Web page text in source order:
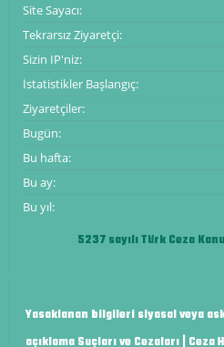
Site Sayacı:
Tekrarsız Ziyaretçi:
Sizin IP'niz:
İstatistikler Başlangıç:
Ziyaretçiler:
Bugün:
Bu hafta:
Bu ay:
Bu yıl:
5237 sayılı Türk Ceza
Yasaklanan bilgileri siyasal veya
açıklama Suçları ve Cezaları | Ceza